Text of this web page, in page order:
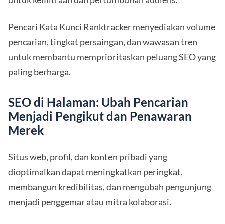
Pencari Kata Kunci Ranktracker menyediakan volume
pencarian, tingkat persaingan, dan wawasan tren
untuk membantu memprioritaskan peluang SEO yang
paling berharga.
SEO di Halaman: Ubah Pencarian
Menjadi Pengikut dan Penawaran
Merek
Situs web, profil, dan konten pribadi yang
dioptimalkan dapat meningkatkan peringkat,
membangun kredibilitas, dan mengubah pengunjung
menjadi penggemar atau mitra kolaborasi.